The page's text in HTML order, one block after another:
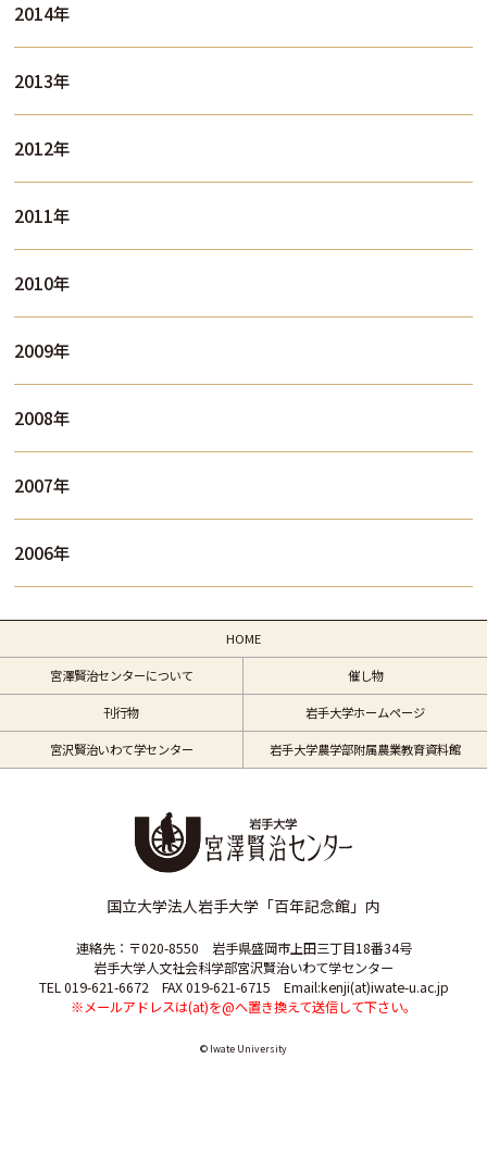
2014年
2013年
2012年
2011年
2010年
2009年
2008年
2007年
2006年
国立大学法人岩手大学「百年記念館」内
連絡先：〒020-8550 岩手県盛岡市上田三丁目18番34号
岩手大学人文社会科学部宮沢賢治いわて学センター
TEL 019-621-6672 FAX 019-621-6715 Email:kenji(at)iwate-u.ac.jp
※メールアドレスは(at)を@へ置き換えて送信して下さい。
HOME
宮澤賢治センターについて 催し物
刊行物 岩手大学ホームページ
宮沢賢治いわて学センター 岩手大学農学部附属農業教育資料館
© Iwate University